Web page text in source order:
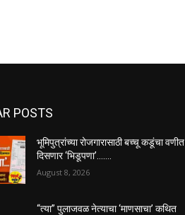
POSTS
भूमिपुत्रांच्या रोजगारासाठी बच्चू कडूंचा वणीत
दिसणार ‘भिडूपणा’…….
August 8, 2026
“त्या” पुलाजवळ नेत्याचा ‘माणसाचा’ कथित